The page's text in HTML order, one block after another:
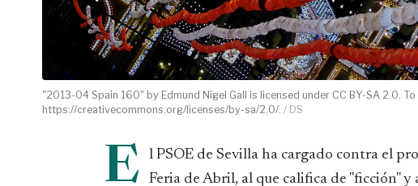
"2013-04 Spain 160" by Edmund Nigel Gall is licensed under CC BY-SA 2.0.
https://creativecommons.org/licenses/by-sa/2.0/. / DS
E
l PSOE de Sevilla ha cargado contra el
Feria de Abril, al que califica de "ficción"